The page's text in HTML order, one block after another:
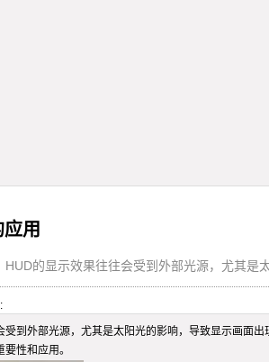
用
的显示效果往往会受到外部光源，尤其是
到外部光源，尤其是太阳光的影响，导致显示画面
性和应用。